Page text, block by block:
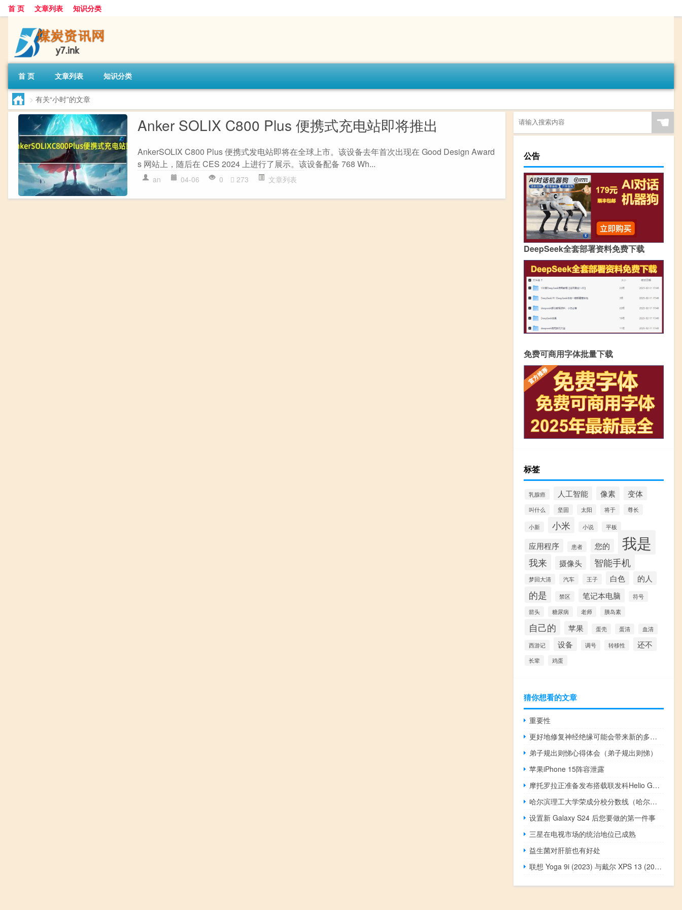
首 页 文章列表 知识分类
首 页 文章列表 知识分类
> 有关“小时”的文章
Anker SOLIX C800 Plus 便携式充电站即将推出
AnkerSOLIX C800 Plus 便携式发电站即将在全球上市。该设备去年首次出现在 Good Design Award
s 网站上，随后在 CES 2024 上进行了展示。该设备配备 768​​ Wh...
an 04-06 0 273 文章列表
☚
公告
DeepSeek全套部署资料免费下载
免费可商用字体批量下载
标签
乳腺癌 人工智能 像素 变体
叫什么 坚固 太阳 将于 尊长
小新 小米 小说 平板
应用程序 患者 您的 我是
我来 摄像头 智能手机
梦回大清 汽车 王子 白色 的人
的是 禁区 笔记本电脑
符号
箭头
糖尿病 老师 胰岛素
自己的 苹果 蛋壳 蛋清 血清
西游记 设备 调号 转移性 还不
长辈 鸡蛋
猜你想看的文章
重要性
更好地修复神经绝缘可能会带来新的多发性硬化症治疗方法
弟子规出则悌心得体会（弟子规出则悌）
苹果iPhone 15阵容泄露
摩托罗拉正准备发布搭载联发科Helio G37芯片的Moto E32新版
哈尔滨理工大学荣成分校分数线（哈尔滨理工大学地址）
设置新 Galaxy S24 后您要做的第一件事
三星在电视市场的统治地位已成熟
益生菌对肝脏也有好处
联想 Yoga 9i (2023) 与戴尔 XPS 13 (2022)：您应该购买哪款笔记本电脑